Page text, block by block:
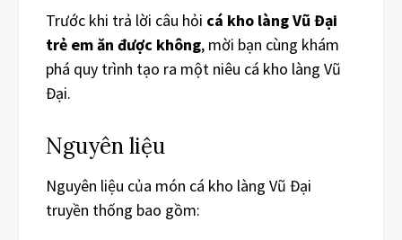
Trước khi trả lời câu hỏi cá kho làng Vũ Đại
trẻ em ăn được không, mời bạn cùng khám
phá quy trình tạo ra một niêu cá kho làng Vũ
Đại.
Nguyên liệu
Nguyên liệu của món cá kho làng Vũ Đại
truyền thống bao gồm: